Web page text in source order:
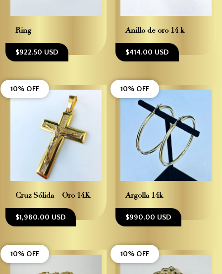
Ring
$922.50 USD
Anillo de oro 14 k
$414.00 USD
Cruz Sólida – Oro 14K
$1,980.00 USD
10% OFF
Argolla 14k
$990.00 USD
10% OFF
10% OFF 10% OFF